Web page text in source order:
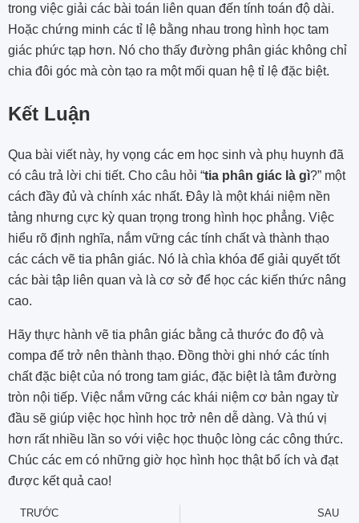
trong việc giải các bài toán liên quan đến tính toán độ dài.
Hoặc chứng minh các tỉ lệ bằng nhau trong hình học tam
giác phức tạp hơn. Nó cho thấy đường phân giác không chỉ
chia đôi góc mà còn tạo ra một mối quan hệ tỉ lệ đặc biệt.
Kết Luận
Qua bài viết này, hy vọng các em học sinh và phụ huynh đã
có câu trả lời chi tiết. Cho câu hỏi “tia phân giác là gì?” một
cách đầy đủ và chính xác nhất. Đây là một khái niệm nền
tảng nhưng cực kỳ quan trọng trong hình học phẳng. Việc
hiểu rõ định nghĩa, nắm vững các tính chất và thành thạo
các cách vẽ tia phân giác. Nó là chìa khóa để giải quyết tốt
các bài tập liên quan và là cơ sở để học các kiến thức nâng
cao.
Hãy thực hành vẽ tia phân giác bằng cả thước đo độ và
compa để trở nên thành thạo. Đồng thời ghi nhớ các tính
chất đặc biệt của nó trong tam giác, đặc biệt là tâm đường
tròn nội tiếp. Việc nắm vững các khái niệm cơ bản ngay từ
đầu sẽ giúp việc học hình học trở nên dễ dàng. Và thú vị
hơn rất nhiều lần so với việc học thuộc lòng các công thức.
Chúc các em có những giờ học hình học thật bổ ích và đạt
được kết quả cao!
TRƯỚC SAU